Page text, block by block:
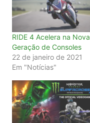
RIDE 4 Acelera na Nova
Geração de Consoles
22 de janeiro de 2021
Em "Notícias"